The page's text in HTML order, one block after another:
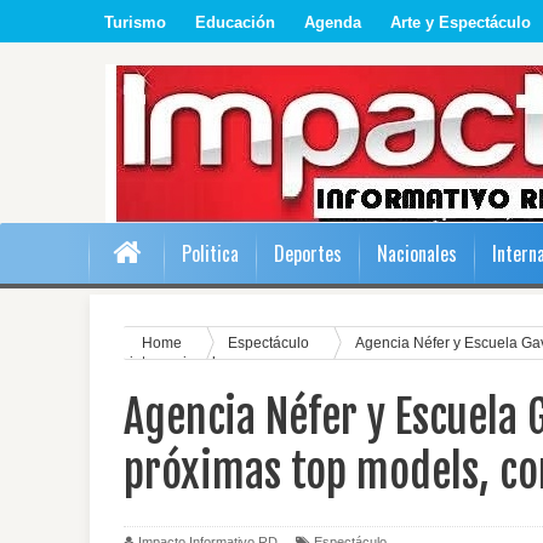
Turismo Educación Agenda Arte y Espectáculo
Politica Deportes Nacionales
Home Espectáculo
Agencia Néfer y Escuela
internacional
Agencia Néfer y Escuela
próximas top models,